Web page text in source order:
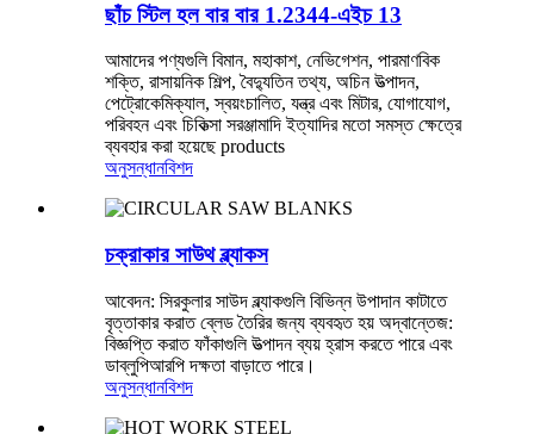
ছাঁচ স্টিল হল বার বার 1.2344-এইচ 13
আমাদের পণ্যগুলি বিমান, মহাকাশ, নেভিগেশন, পারমাণবিক
শক্তি, রাসায়নিক শিল্প, বৈদ্যুতিন তথ্য, অচিন উত্পাদন,
পেট্রোকেমিক্যাল, স্বয়ংচালিত, যন্ত্র এবং মিটার, যোগাযোগ,
পরিবহন এবং চিকিত্সা সরঞ্জামাদি ইত্যাদির মতো সমস্ত ক্ষেত্রে
ব্যবহার করা হয়েছে products
অনুসন্ধানবিশদ
চক্রাকার সাউথ ব্ল্যাকস
আবেদন: সিরকুলার সাউদ ব্ল্যাকগুলি বিভিন্ন উপাদান কাটাতে
বৃত্তাকার করাত ব্লেড তৈরির জন্য ব্যবহৃত হয় অদ্বান্তেজ:
বিজ্ঞপ্তি করাত ফাঁকাগুলি উত্পাদন ব্যয় হ্রাস করতে পারে এবং
ডাব্লুপিআরপি দক্ষতা বাড়াতে পারে।
অনুসন্ধানবিশদ